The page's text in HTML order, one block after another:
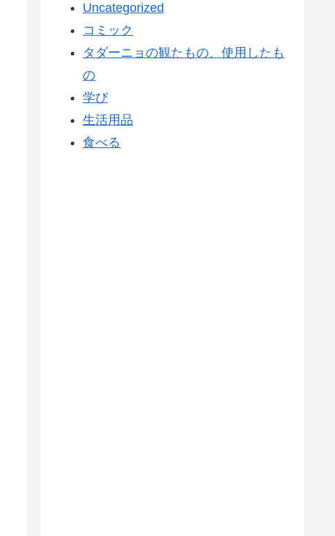
Uncategorized
コミック
タダーニョの観たもの、使用したも
の
学び
生活用品
食べる